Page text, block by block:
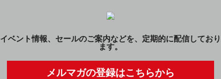
イベント情報、セールのご案内などを、定期的に配信しており
ます。
メルマガの登録はこちらから